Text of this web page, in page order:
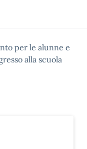
per le alunne e
alla scuola